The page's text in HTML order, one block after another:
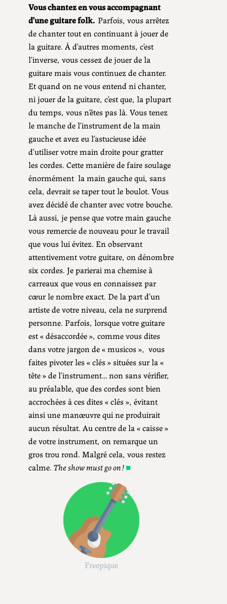
Vous chantez en vous accompagnant
d’une guitare folk. Parfois, vous arrêtez
de chanter tout en continuant à jouer de
la guitare. À d’autres moments, c’est
l’inverse, vous cessez de jouer de la
guitare mais vous continuez de chanter.
Et quand on ne vous entend ni chanter,
ni jouer de la guitare, c’est que, la plupart
du temps, vous n’êtes pas là. Vous tenez
le manche de l’instrument de la main
gauche et avez eu l’astucieuse idée
d’utiliser votre main droite pour gratter
les cordes. Cette manière de faire soulage
énormément la main gauche qui, sans
cela, devrait se taper tout le boulot. Vous
avez décidé de chanter avec votre bouche.
Là aussi, je pense que votre main gauche
vous remercie de nouveau pour le travail
que vous lui évitez. En observant
attentivement votre guitare, on dénombre
six cordes. Je parierai ma chemise à
carreaux que vous en connaissez par
cœur le nombre exact. De la part d’un
artiste de votre niveau, cela ne surprend
personne. Parfois, lorsque votre guitare
est « désaccordée », comme vous dites
dans votre jargon de « musicos », vous
faites pivoter les « clés » situées sur la «
tête » de l’instrument… non sans vérifier,
au préalable, que des cordes sont bien
accrochées à ces dites « clés », évitant
ainsi une manœuvre qui ne produirait
aucun résultat. Au centre de la « caisse »
de votre instrument, on remarque un
gros trou rond. Malgré cela, vous restez
calme. The show must go on ! ■
Freepique